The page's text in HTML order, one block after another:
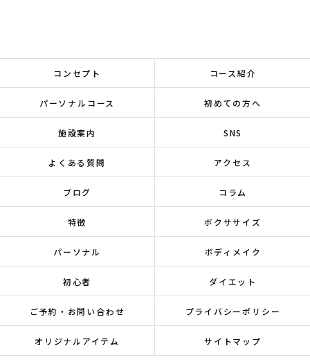
コンセプト コース紹介
パーソナルコース 初めての方へ
施設案内 SNS
よくある質問 アクセス
ブログ コラム
特徴 ボクササイズ
パーソナル ボディメイク
初心者 ダイエット
ご予約・お問い合わせ プライバシーポリシー
オリジナルアイテム サイトマップ